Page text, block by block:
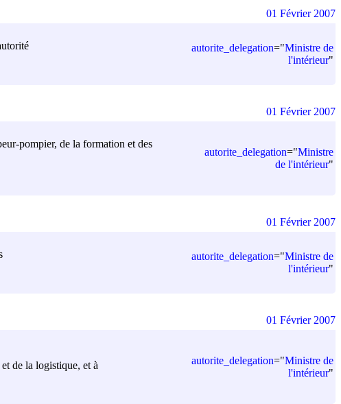
autorite_delegation="Ministre de
l'intérieur"
01 Février 2007
pompier, de la formation et des
autorite_delegation="Ministre
de l'intérieur"
01 Février 2007
autorite_delegation="Ministre de
l'intérieur"
01 Février 2007
de la logistique, et à
autorite_delegation="Ministre de
l'intérieur"
01 Février 2007